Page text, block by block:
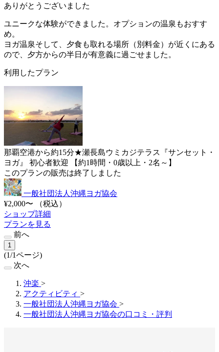
ありがとうございました
ユニークな体験ができました。オプションの温泉もおすす
め。
ヨガ温泉そして、夕食も取れる場所（別料金）が近くにある
ので、夕方からの半日が有意義に過ごせました。
利用したプラン
那覇空港から約15分★瀬長島ウミカジテラス『サンセット・
ヨガ』 初心者歓迎 【約1時間・0歳以上・2名～】
このプランの販売は終了しました
一般社団法人沖縄ヨガ協会
¥2,000〜
（税込）
ショップ詳細
プランを見る
前へ
1
(1/1ページ)
次へ
沖楽 >
アクティビティ >
一般社団法人沖縄ヨガ協会 >
一般社団法人沖縄ヨガ協会の口コミ・評判